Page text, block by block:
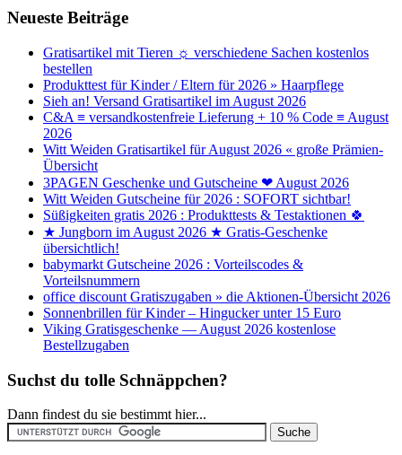
Neueste Beiträge
Gratisartikel mit Tieren ☼ verschiedene Sachen kostenlos
bestellen
Produkttest für Kinder / Eltern für 2026 » Haarpflege
Sieh an! Versand Gratisartikel im August 2026
C&A ≡ versandkostenfreie Lieferung + 10 % Code ≡ August
2026
Witt Weiden Gratisartikel für August 2026 « große Prämien-
Übersicht
3PAGEN Geschenke und Gutscheine ❤ August 2026
Witt Weiden Gutscheine für 2026 : SOFORT sichtbar!
Süßigkeiten gratis 2026 : Produkttests & Testaktionen 🍀
★ Jungborn im August 2026 ★ Gratis-Geschenke
übersichtlich!
babymarkt Gutscheine 2026 : Vorteilscodes &
Vorteilsnummern
office discount Gratiszugaben » die Aktionen-Übersicht 2026
Sonnenbrillen für Kinder – Hingucker unter 15 Euro
Viking Gratisgeschenke — August 2026 kostenlose
Bestellzugaben
Suchst du tolle Schnäppchen?
Dann findest du sie bestimmt hier...